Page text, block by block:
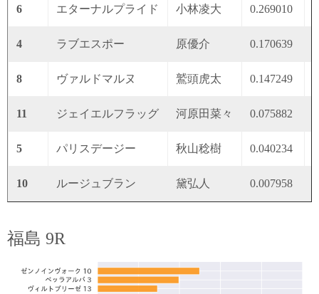
6 エターナルプライド 小林凌大 0.269010
4 ラブエスポー 原優介 0.170639
8 ヴァルドマルヌ 鷲頭虎太 0.147249
11 ジェイエルフラッグ 河原田菜々 0.075882
5 パリスデージー 秋山稔樹 0.040234
10 ルージュブラン 黛弘人 0.007958
福島 9R